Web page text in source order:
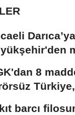
Darıca’ya
8
barcı